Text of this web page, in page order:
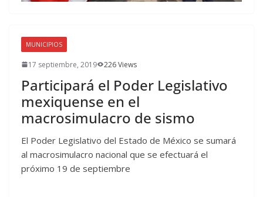
MUNICIPIOS
17 septiembre, 2019 226 Views
Participará el Poder Legislativo
mexiquense en el
macrosimulacro de sismo
El Poder Legislativo del Estado de México se sumará
al macrosimulacro nacional que se efectuará el
próximo 19 de septiembre